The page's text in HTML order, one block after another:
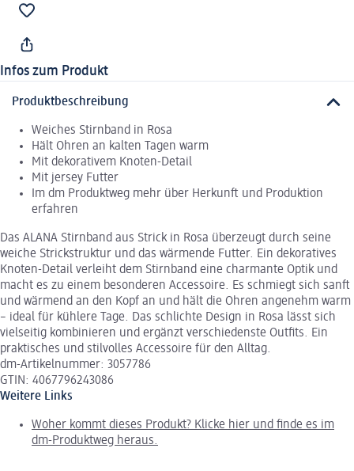
Infos zum Produkt
Produktbeschreibung
Weiches Stirnband in Rosa
Hält Ohren an kalten Tagen warm
Mit dekorativem Knoten-Detail
Mit jersey Futter
Im dm Produktweg mehr über Herkunft und Produktion
erfahren
Das ALANA Stirnband aus Strick in Rosa überzeugt durch seine
weiche Strickstruktur und das wärmende Futter. Ein dekoratives
Knoten-Detail verleiht dem Stirnband eine charmante Optik und
macht es zu einem besonderen Accessoire. Es schmiegt sich sanft
und wärmend an den Kopf an und hält die Ohren angenehm warm
– ideal für kühlere Tage. Das schlichte Design in Rosa lässt sich
vielseitig kombinieren und ergänzt verschiedenste Outfits. Ein
praktisches und stilvolles Accessoire für den Alltag.
dm-Artikelnummer: 3057786
GTIN: 4067796243086
Weitere Links
Woher kommt dieses Produkt? Klicke hier und finde es im
dm-Produktweg heraus.